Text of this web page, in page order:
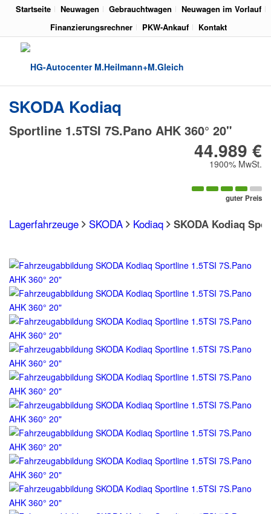
Startseite Neuwagen Gebrauchtwagen
Neuwagen im Vorlauf
Finanzierungsrechner
PKW-Ankauf Kontakt
SKODA Kodiaq
Sportline 1.5TSI 7S.Pano AHK 360° 20"
44.989 €
1900% MwSt.
guter Preis
Lagerfahrzeuge SKODA Kodiaq SKODA Kodiaq